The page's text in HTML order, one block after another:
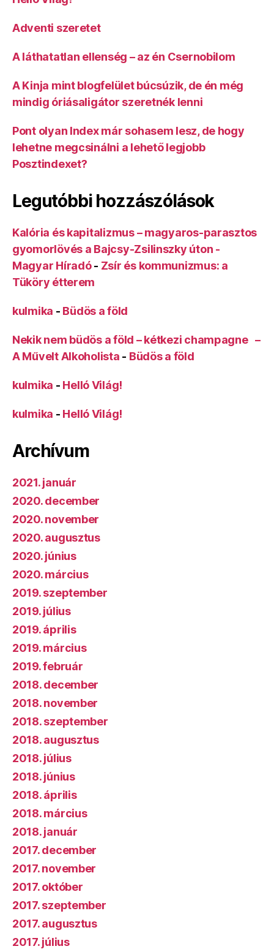
Adventi szeretet
A láthatatlan ellenség – az én Csernobilom
A Kinja mint blogfelület búcsúzik, de én még
mindig óriásaligátor szeretnék lenni
Pont olyan Index már sohasem lesz, de hogy
lehetne megcsinálni a lehető legjobb
Posztindexet?
Legutóbbi hozzászólások
Kalória és kapitalizmus – magyaros-parasztos
gyomorlövés a Bajcsy-Zsilinszky úton -
Magyar Híradó- Zsír és kommunizmus: a
Tüköry étterem
kulmika - Büdös a föld
Nekik nem büdös a föld – kétkezi champagne –
A Művelt Alkoholista - Büdös a föld
kulmika - Helló Világ!
kulmika - Helló Világ!
Archívum
2021. január
2020. december
2020. november
2020. augusztus
2020. június
2020. március
2019. szeptember
2019. július
2019. április
2019. március
2019. február
2018. december
2018. november
2018. szeptember
2018. augusztus
2018. július
2018. június
2018. április
2018. március
2018. január
2017. december
2017. november
2017. október
2017. szeptember
2017. augusztus
2017. július